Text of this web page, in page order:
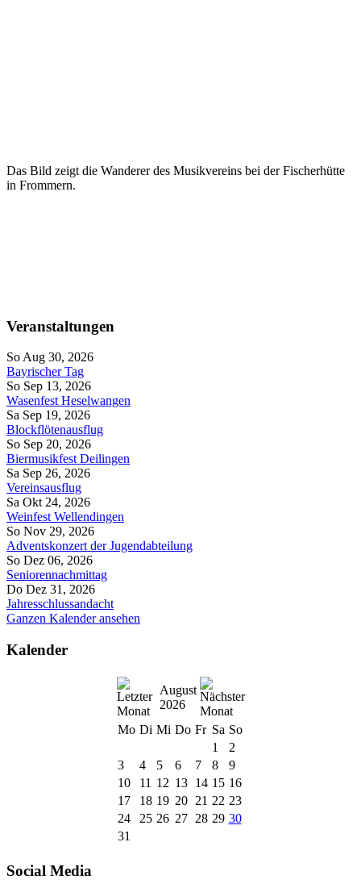
Das Bild zeigt die Wanderer des Musikvereins bei der Fischerhütte
in Frommern.
Veranstaltungen
So Aug 30, 2026
Bayrischer Tag
So Sep 13, 2026
Wasenfest Heselwangen
Sa Sep 19, 2026
Blockflötenausflug
So Sep 20, 2026
Biermusikfest Deilingen
Sa Sep 26, 2026
Vereinsausflug
Sa Okt 24, 2026
Weinfest Wellendingen
So Nov 29, 2026
Adventskonzert der Jugendabteilung
So Dez 06, 2026
Seniorennachmittag
Do Dez 31, 2026
Jahresschlussandacht
Ganzen Kalender ansehen
Kalender
August
2026
Mo Di Mi Do Fr Sa So
1
2
3
4 5 6 7 8
9
10
11 12 13 14 15 16
17
18 19 20 21 22 23
24
25 26 27 28 29 30
31
Social Media